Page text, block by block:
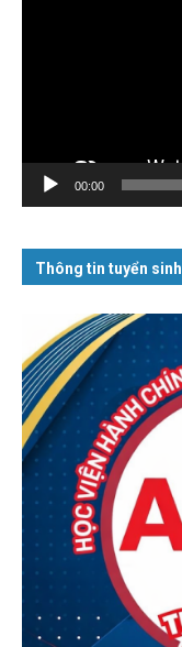
00:00
Thông tin tuyển sinh